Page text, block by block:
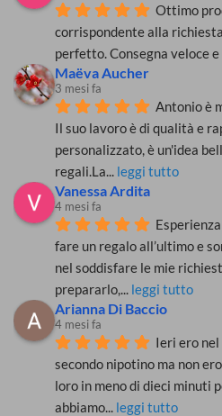
Ottimo
corrispondente alla
perfetto. Consegna veloce
Maëva Aucher
3 mesi fa
Antonio è
Il suo lavoro è di qualità e
personalizzato, è un'idea
regali.La... leggi tutto
Vanessa Ardita
4 mesi fa
fare un regalo all’ultimo e
nel soddisfare le mie
prepararlo,... leggi tutto
Arianna Di Baccio
4 mesi fa
Ieri ero nel
secondo nipotino ma non
loro in meno di dieci minuti
abbiamo... leggi tutto